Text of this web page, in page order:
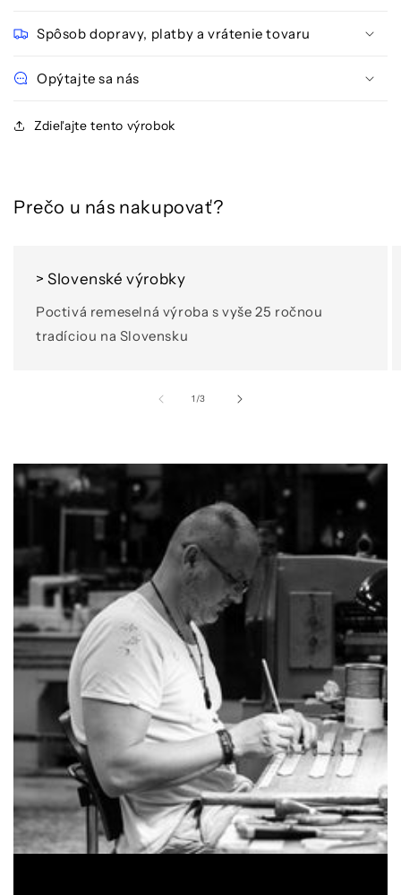
Spôsob dopravy, platby a vrátenie tovaru
Opýtajte sa nás
Zdieľajte tento výrobok
Prečo u nás nakupovať?
> Slovenské výrobky
Poctivá remeselná výroba s vyše 25 ročnou
tradíciou na Slovensku
1 /
z 3